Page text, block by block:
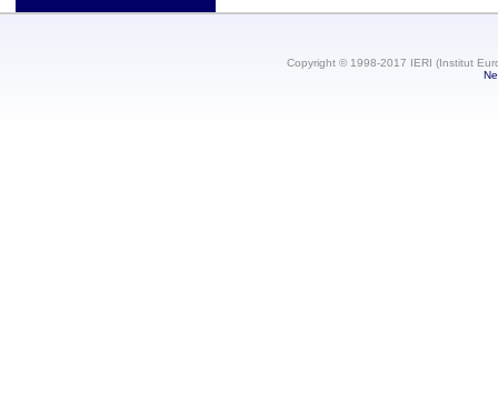
Copyright © 1998-2017 IERI (Institut